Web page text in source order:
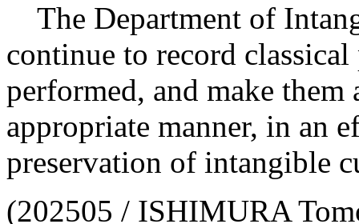
The Department of
continue to record
performed, and make
appropriate manner, in an
preservation of intangible
(202505 / ISHIMURA